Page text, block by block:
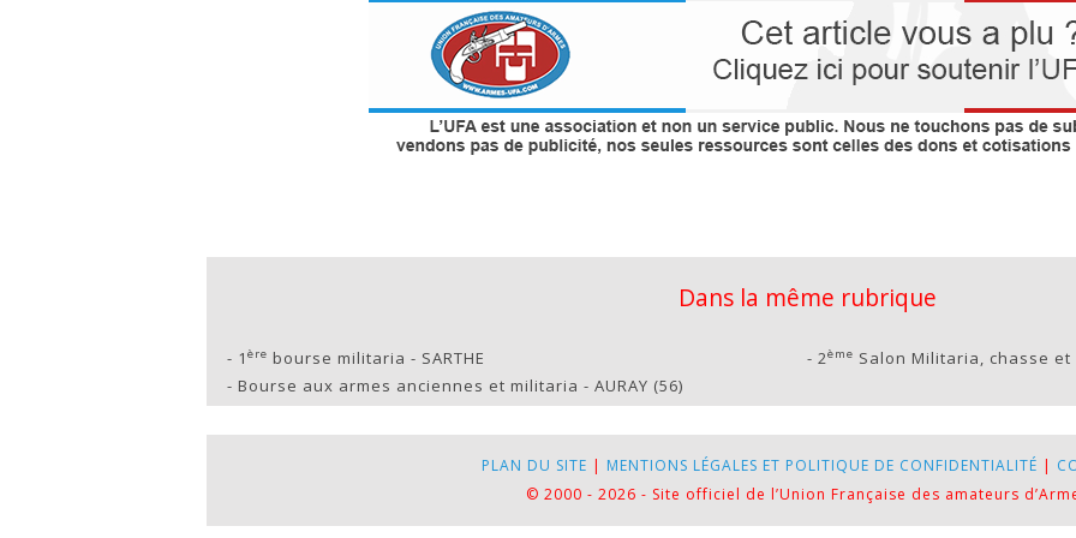
Dans la même rubrique
- 1 ère bourse militaria - SARTHE - 2ème Salon Militaria, chasse et
- Bourse aux armes anciennes et militaria - AURAY (56)
PLAN DU SITE | MENTIONS LÉGALES ET POLITIQUE DE CONFIDENTIALITÉ |
© 2000 - 2026 - Site officiel de l’Union Française des amateurs